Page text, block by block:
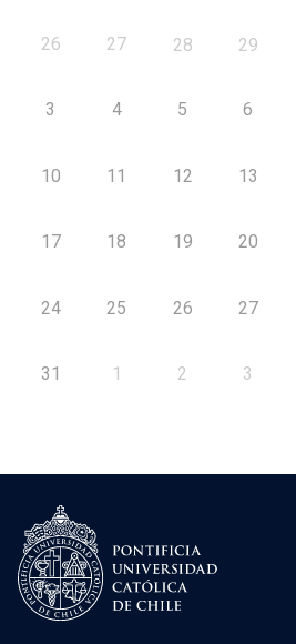
26 27 28 29
3 4 5 6
10 11 12 13
17 18 19 20
24 25 26 27
31 1 2 3